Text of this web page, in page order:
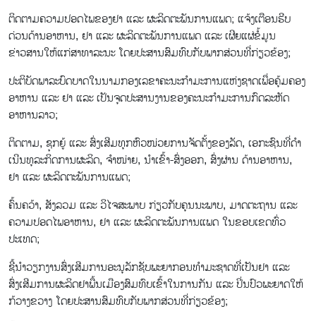
ຕິດຕາມຄວາມປອດໄພຂອງຢາ ແລະ ຜະລິດຕະພັນການແພດ; ແຈ້ງເຕືອນຮີບ
ດ່ວນດ້ານອາຫານ, ຢາ ແລະ ຜະລິດຕະພັນການແພດ ແລະ ເຜີຍແຜ່ຂໍ້ມູນ
ຂ່າວສານໃຫ້ແກ່ສາທາລະນະ ໂດຍປະສານສົມທົບກັບພາກສ່ວນທີ່ກ່ຽວຂ້ອງ;
ປະຕິບັດພາລະບົດບາດໃນນາມກອງເລຂາຄະນະກຳມະການແຫ່ງຊາດເພື່ອຄຸ້ມຄອງ
ອາຫານ ແລະ ຢາ ແລະ ເປັນຈຸດປະສານງານຂອງຄະນະກຳມະການກົດລະຫັດ
ອາຫານລາວ;
ຕິດ​ຕາມ, ຊຸກຍູ້ ແລະ ສົ່ງ​ເສີມທຸກ​ຫົວ​ໜ່ວຍ​ການ​ຈັດ​ຕັ້ງ​ຂອງ​ລັດ, ເອ​ກະ​ຊົນ​ທີ່​ດຳ​
ເນີນ​ທຸ​ລະ​ກິດການຜະລິດ, ຈຳໜ່າຍ, ນຳເຂົ້າ-ສົ່ງອອກ, ສົ່ງຜ່ານ ດ້ານ​ອາ​ຫານ, ​
ຢາ ແລະ ຜະ​ລິດ​ຕະ​ພັນ​ການ​ແພດ;
ຄົ້ນຄວ້າ, ສັງລວມ ​ແລະ ວິໄຈສະພາບ ກ່ຽວກັບຄຸນ​ນະພາ​ບ, ມາດຕະຖານ ແລະ
ຄວາມ​ປອດ​ໄພອາຫານ, ຢາ ແລະ ຜະລິດຕະພັນການແພດ ໃນຂອບເຂດທົ່ວ
ປະເທດ;
ຊີ້ນຳວຽກງານສົ່ງເສີມການອະນຸລັກ​ຊັບ​ພະ​ຍາ​ກອນທຳ​ມະ​ຊາດ​ທີ່​ເປັນ​ຢາ ແລະ
ສົ່ງເສີມການຜະລິດຢາພື້ນເມືອງສົມທົບເຂົ້າໃນການ​ກັນ​ ແລະ ປິ່ນ​ປົວ​ພະ​ຍາດໃຫ້
ກ້ວາງຂວາງ ໂດຍປະສານສົມທົບກັບພາກສ່ວນທີ່ກ່ຽວຂ້ອງ;